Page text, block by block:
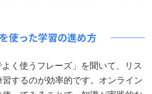
使った学習の進め方
く使うフレーズ」を聞いて、リス
習するのが効率的です。オンライン